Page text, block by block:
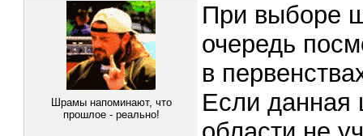
Шрамы напоминают, что
прошлое - реально!
При выборе
очередь
в
Если данная